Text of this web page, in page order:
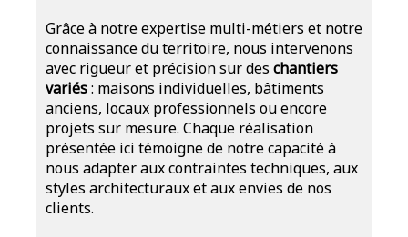
Grâce à notre expertise multi-métiers et notre
connaissance du territoire, nous intervenons
avec rigueur et précision sur des chantiers
variés: maisons individuelles, bâtiments
anciens, locaux professionnels ou encore
projets sur mesure. Chaque réalisation
présentée ici témoigne de notre capacité à
nous adapter aux contraintes techniques, aux
styles architecturaux et aux envies de nos
clients.